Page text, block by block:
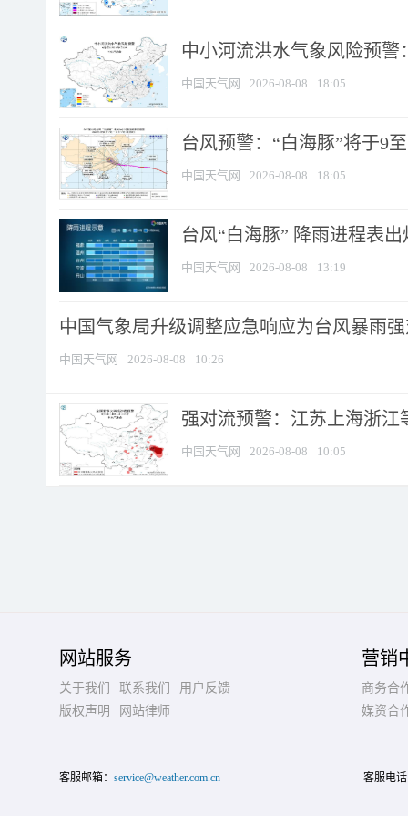
中小河流洪水气象风险预
中国天气网 2026-08-08 18:05
台风预警：“白海豚”将于9
中国天气网 2026-08-08 18:05
台风“白海豚” 降雨进程表
中国天气网 2026-08-08 13:19
中国气象局升级调整应急响应为台风暴雨
中国天气网 2026-08-08 10:26
强对流预警：江苏上海浙江
中国天气网 2026-08-08 10:05
网站服务
关于我们 联系我们
用户反馈
版权声明
网站律师
营销
商务合
媒资合
客服邮箱： service@weather.com.cn 客服电